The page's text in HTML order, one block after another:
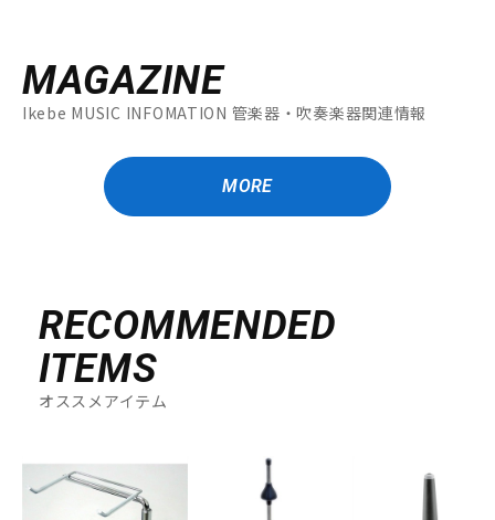
MAGAZINE
Ikebe MUSIC INFOMATION 管楽器・吹奏楽器関連情報
MORE
RECOMMENDED
ITEMS
オススメアイテム